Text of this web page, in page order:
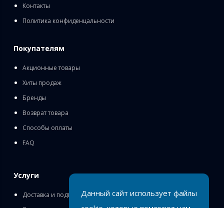
Контакты
Политика конфиденцальности
Покупателям
Акционные товары
Хиты продаж
Бренды
Возврат товара
Способы оплаты
FAQ
Услуги
Доставка и подъём
Данный сайт использует файлы